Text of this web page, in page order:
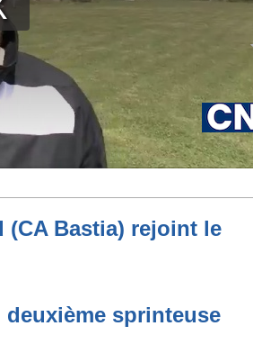
(CA Bastia) rejoint le
deuxième sprinteuse